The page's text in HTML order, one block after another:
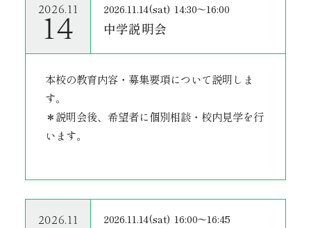
2026.11
14
2026.11.14(sat) 14:30～16:00
中学説明会
本校の教育内容・募集要項について説明しま
す。
＊説明会後、希望者に個別相談・校内見学を行
います。
2026.11 2026.11.14(sat) 16:00〜16:45